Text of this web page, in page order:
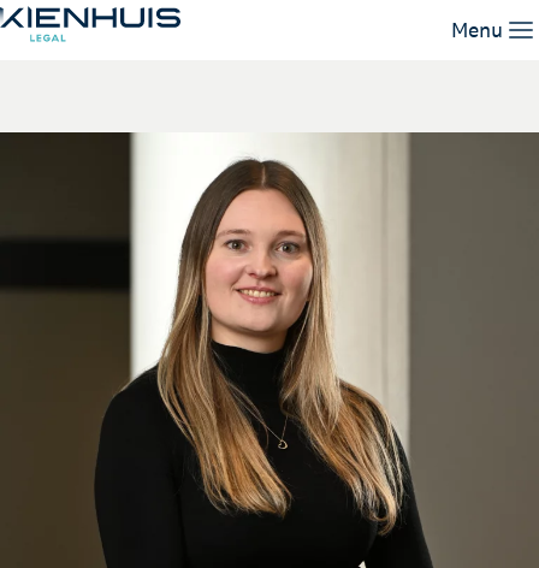
Menu
Unsere Leistungen
Arbeiten bei
Elise van Schaik